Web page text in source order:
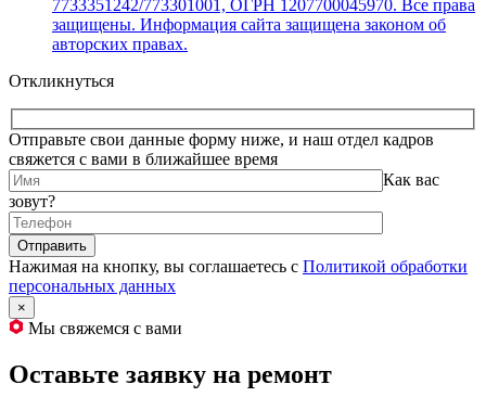
7733351242/773301001, ОГРН 1207700045970. Все права
защищены. Информация сайта защищена законом об
авторских правах.
Откликнуться
Отправьте свои данные форму ниже, и наш отдел кадров
свяжется с вами в ближайшее время
Как вас
зовут?
Нажимая на кнопку, вы соглашаетесь с Политикой обработки
персональных данных
×
Мы свяжемся с вами
Оставьте заявку на ремонт